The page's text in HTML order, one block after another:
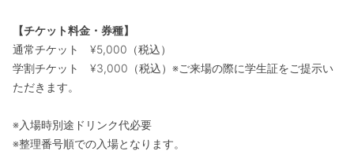
【チケット料金・券種】
通常チケット ¥5,000（税込）
学割チケット ¥3,000（税込）※ご来場の際に学生証をご提示い
ただきます。
※入場時別途ドリンク代必要
※整理番号順での入場となります。